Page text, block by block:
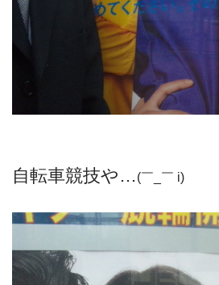
自転車競技や… (￣_￣ i)